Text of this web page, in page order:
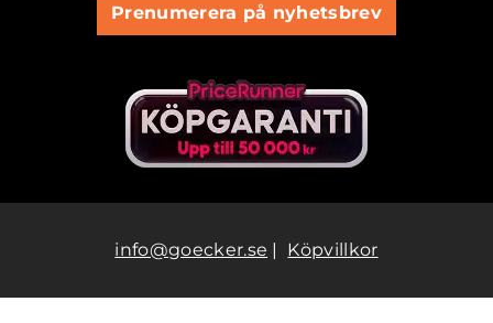
Prenumerera på nyhetsbrev
info@goecker.se | Köpvillkor